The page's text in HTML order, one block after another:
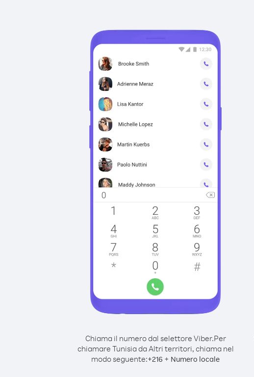
Chiama il numero dal selettore Viber.Per
chiamare Tunisia da Altri territori, chiama nel
modo seguente:+216 + Numero locale